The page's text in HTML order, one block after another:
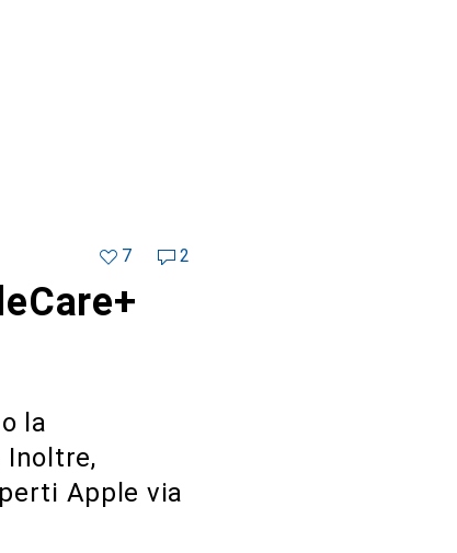
7 2
la
Inoltre,
Apple via